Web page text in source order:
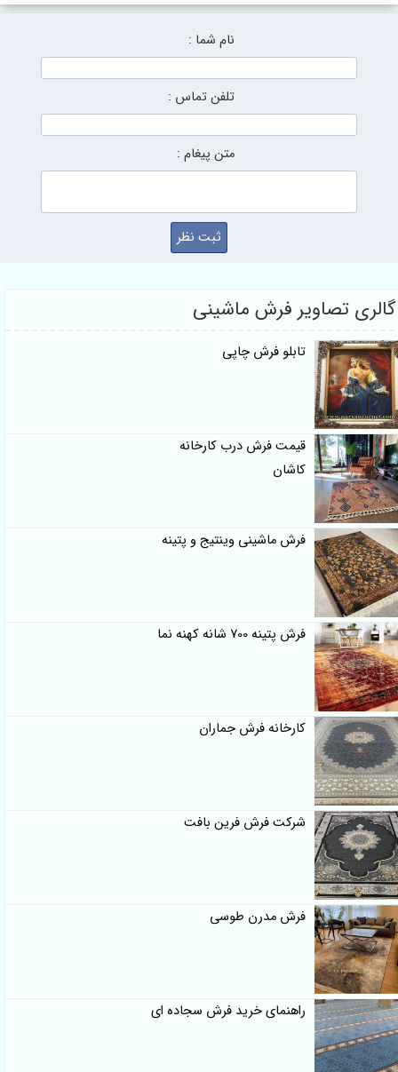
نام شما :
تلفن تماس :
متن پیغام :
تصاویر فرش ماشینی
تابلو فرش چاپی
قیمت فرش درب کارخانه
کاشان
فرش ماشینی وینتیج و پتینه
فرش پتینه 700 شانه کهنه نما
کارخانه فرش جماران
شرکت فرش فرین بافت
فرش مدرن طوسی
راهنمای خرید فرش سجاده ای